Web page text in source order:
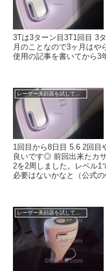
3Tは3ターン目3T1回目 3
月のことなので3ヶ月はや
使用の記事を書いてから3
レーザー美顔器を試してみる
1回目から8日目 5.6 2回目
良いです◎ 前回出来たカ
2を2周しました。レベル1
必要はないかなと（公式の